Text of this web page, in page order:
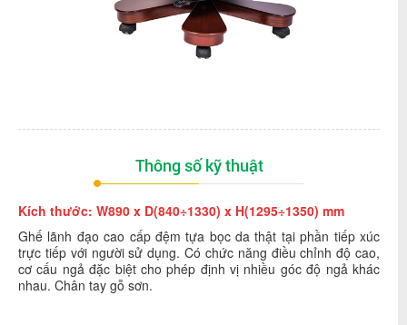
Thông số kỹ thuật
Kích thước: W890 x D(840÷1330) x H(1295÷1350) mm
Ghế lãnh đạo cao cấp đệm tựa bọc da thật tại phần tiếp xúc
trực tiếp với người sử dụng. Có chức năng điều chỉnh độ cao,
cơ cấu ngả đặc biệt cho phép định vị nhiều góc độ ngả khác
nhau. Chân tay gỗ sơn.